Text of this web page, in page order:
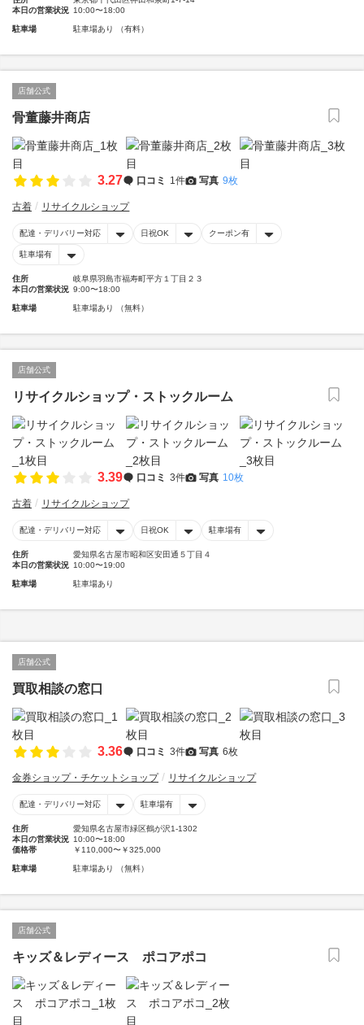
本日の営業状況 10:00〜18:00
駐車場 駐車場あり （有料）
店舗公式
骨董藤井商店
3.27 口コミ 1件 写真 9枚
古着 リサイクルショップ
配達・デリバリー対応 日祝OK クーポン有
駐車場有
住所
岐阜県羽島市福寿町平方１丁目２３
本日の営業状況 9:00〜18:00
駐車場 駐車場あり （無料）
店舗公式
リサイクルショップ・ストックルーム
3.39 口コミ 3件 写真 10枚
古着 リサイクルショップ
配達・デリバリー対応 日祝OK 駐車場有
住所
愛知県名古屋市昭和区安田通５丁目４
本日の営業状況 10:00〜19:00
駐車場 駐車場あり
店舗公式
買取相談の窓口
3.36 口コミ 3件 写真 6枚
金券ショップ・チケットショップ リサイクルショップ
配達・デリバリー対応 駐車場有
住所
愛知県名古屋市緑区鶴が沢1-1302
本日の営業状況 10:00〜18:00
価格帯
￥110,000〜￥325,000
駐車場 駐車場あり （無料）
店舗公式
キッズ＆レディース ポコアポコ